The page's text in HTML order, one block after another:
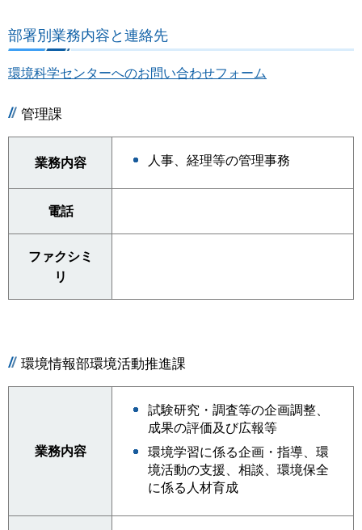
部署別業務内容と連絡先
環境科学センターへのお問い合わせフォーム
管理課
業務内容 人事、経理等の管理事務
電話
ファクシミ
リ
環境情報部環境活動推進課
業務内容
試験研究・調査等の企画調整、
成果の評価及び広報等
環境学習に係る企画・指導、環
境活動の支援、相談、環境保全
に係る人材育成